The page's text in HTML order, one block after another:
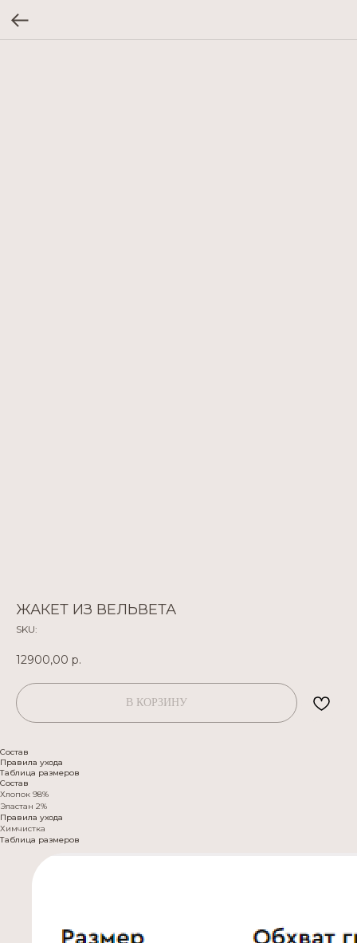
ЖАКЕТ ИЗ ВЕЛЬВЕТА
SKU:
12900,00 р.
В КОРЗИНУ
Состав
Правила ухода
Таблица размеров
Состав
Хлопок 98%
Эластан 2%
Правила ухода
Химчистка
Таблица размеров